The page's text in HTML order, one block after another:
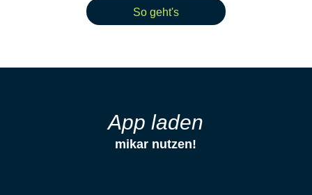
So geht's
App laden
mikar nutzen!